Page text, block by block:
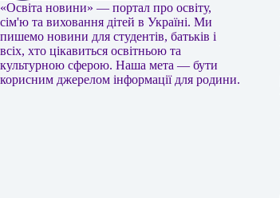
«Освіта новини» — портал про освіту,
сім'ю та виховання дітей в Україні. Ми
пишемо новини для студентів, батьків і
всіх, хто цікавиться освітньою та
культурною сферою. Наша мета — бути
корисним джерелом інформації для родини.